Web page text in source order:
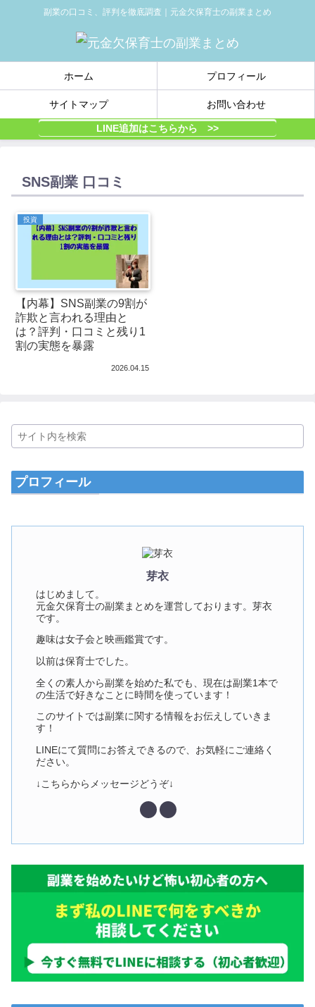
副業の口コミ、評判を徹底調査｜元金欠保育士の副業まとめ
ホーム プロフィール
サイトマップ お問い合わせ
LINE追加はこちらから >>
SNS副業 口コミ
投資
【内幕】SNS副業の9割が
詐欺と言われる理由と
は？評判・口コミと残り1
割の実態を暴露
2026.04.15
プロフィール
芽衣
はじめまして。
元金欠保育士の副業まとめを運営しております。芽衣
です。
趣味は女子会と映画鑑賞です。
以前は保育士でした。
全くの素人から副業を始めた私でも、現在は副業1本で
の生活で好きなことに時間を使っています！
このサイトでは副業に関する情報をお伝えしていきま
す！
LINEにて質問にお答えできるので、お気軽にご連絡く
ださい。
↓こちらからメッセージどうぞ↓